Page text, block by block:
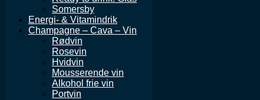
Somersby
Energi- & Vitamindrik
Champagne – Cava – Vin
Rødvin
Rosevin
Hvidvin
Mousserende vin
Alkohol frie vin
Portvin